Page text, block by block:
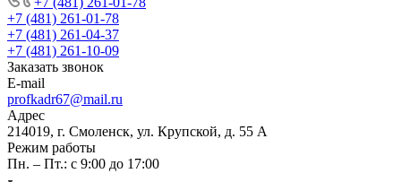
+7 (481) 261-01-78
+7 (481) 261-04-37
+7 (481) 261-10-09
Заказать звонок
E-mail
profkadr67@mail.ru
Адрес
214019, г. Смоленск, ул. Крупской, д. 55 А
Режим работы
Пн. – Пт.: с 9:00 до 17:00